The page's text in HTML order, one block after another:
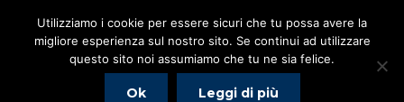
Utilizziamo i cookie per essere sicuri che tu possa avere la
migliore esperienza sul nostro sito. Se continui ad utilizzare
questo sito noi assumiamo che tu ne sia felice.
Ok Leggi di più